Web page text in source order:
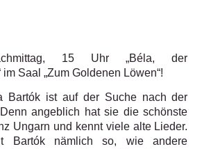
15 Uhr „Béla, der
im Saal „Zum Goldenen Löwen“!
Bartók ist auf der Suche nach der
angeblich hat sie die schönste
Ungarn und kennt viele alte Lieder.
Bartók nämlich so, wie andere